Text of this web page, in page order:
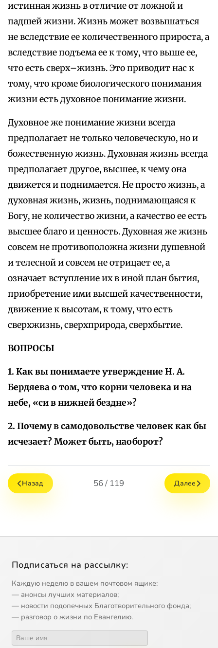
истинная жизнь в отличие от ложной и
падшей жизни. Жизнь может возвышаться
не вследствие ее количественного прироста, а
вследствие подъема ее к тому, что выше ее,
что есть сверх–жизнь. Это приводит нас к
тому, что кроме биологического понимания
жизни есть духовное понимание жизни.
Духовное же понимание жизни всегда
предполагает не только человеческую, но и
божественную жизнь. Духовная жизнь всегда
предполагает другое, высшее, к чему она
движется и поднимается. Не просто жизнь, а
духовная жизнь, жизнь, поднимающаяся к
Богу, не количество жизни, а качество ее есть
высшее благо и ценность. Духовная же жизнь
совсем не противоположна жизни душевной
и телесной и совсем не отрицает ее, а
означает вступление их в иной план бытия,
приобретение ими высшей качественности,
движение к высотам, к тому, что есть
сверхжизнь, сверхприрода, сверхбытие.
ВОПРОСЫ
1. Как вы понимаете утверждение Н. А.
Бердяева о том, что корни человека и на
небе, «си в нижней бездне»?
2. Почему в самодовольстве человек как бы
исчезает? Может быть, наоборот?
Назад 56 / 119 Далее
Подписаться на рассылку:
Каждую неделю в вашем почтовом ящике:
— анонсы лучших материалов;
— новости подопечных Благотворительного фонда;
— разговор о жизни по Евангелию.